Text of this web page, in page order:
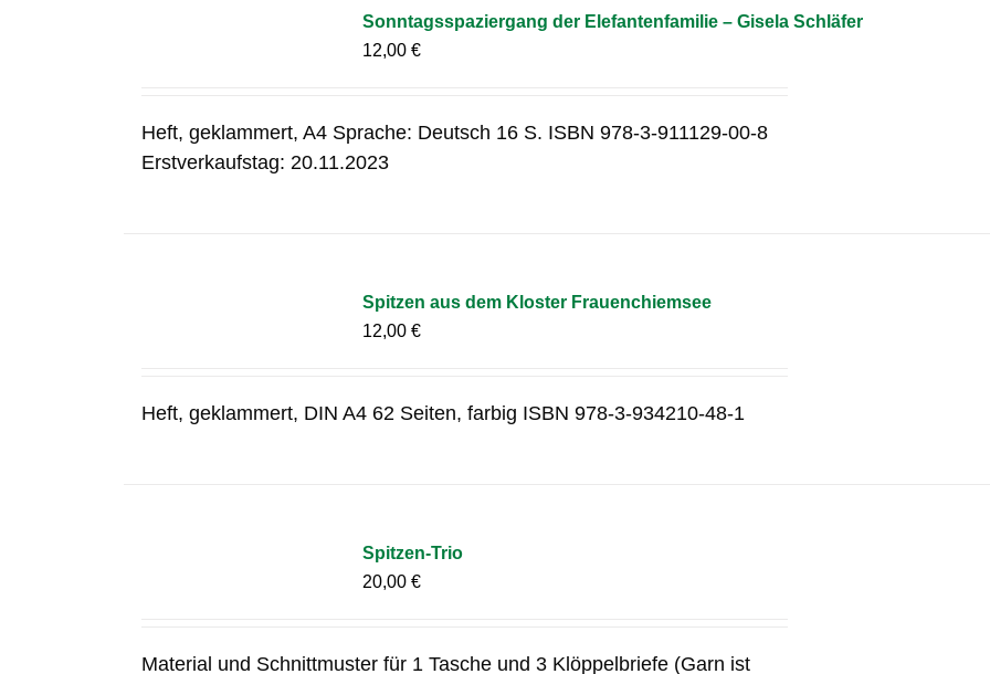
Sonntagsspaziergang der Elefantenfamilie – Gisela Schläfer
12,00€
Heft, geklammert, A4 Sprache: Deutsch 16 S. ISBN 978-3-911129-00-8
Erstverkaufstag: 20.11.2023
Spitzen aus dem Kloster Frauenchiemsee
12,00€
Heft, geklammert, DIN A4 62 Seiten, farbig ISBN 978-3-934210-48-1
Spitzen-Trio
20,00€
Material und Schnittmuster für 1 Tasche und 3 Klöppelbriefe (Garn ist